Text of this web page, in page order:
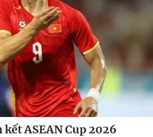
ASEAN Cup 2026